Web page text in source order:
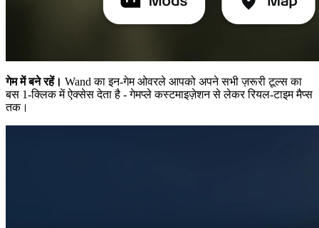
गेम में बने रहें। Wand का इन-गेम ओवरले आपको अपने सभी ज़रूरी टूल्स का
बस 1-क्लिक में ऐक्सेस देता है - गेमप्ले कस्टमाइज़ेशन से लेकर रियल-टाइम मैप्स
तक।